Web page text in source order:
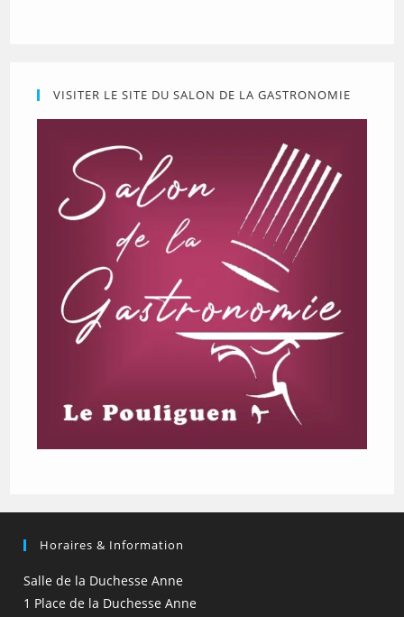
VISITER LE SITE DU SALON DE LA GASTRONOMIE
Horaires & Information
Salle de la Duchesse Anne
1 Place de la Duchesse Anne